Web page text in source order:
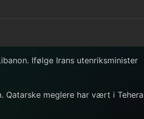
Ifølge Irans utenriksminister
Qatarske meglere har vært i